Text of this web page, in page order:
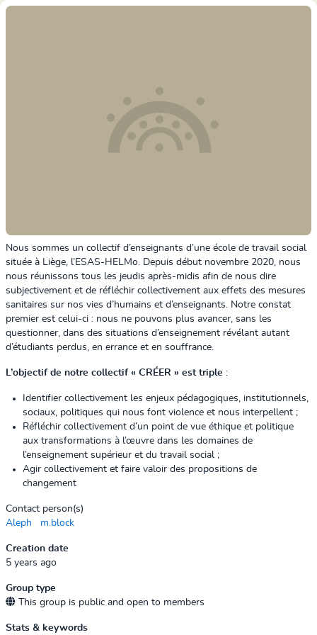
Nous sommes un collectif d’enseignants d’une école de travail social
située à Liège, l’ESAS-HELMo. Depuis début novembre 2020, nous
nous réunissons tous les jeudis après-midis afin de nous dire
subjectivement et de réfléchir collectivement aux effets des mesures
sanitaires sur nos vies d’humains et d’enseignants. Notre constat
premier est celui-ci : nous ne pouvons plus avancer, sans les
questionner, dans des situations d’enseignement révélant autant
d’étudiants perdus, en errance et en souffrance.
L’objectif de notre collectif « CRÉER » est triple :
Identifier collectivement les enjeux pédagogiques, institutionnels,
sociaux, politiques qui nous font violence et nous interpellent ;
Réfléchir collectivement d’un point de vue éthique et politique
aux transformations à l’œuvre dans les domaines de
l’enseignement supérieur et du travail social ;
Agir collectivement et faire valoir des propositions de
changement
Contact person(s)
Aleph
m.block
Creation date
5 years ago
Group type
This group is public and open to members
Stats & keywords